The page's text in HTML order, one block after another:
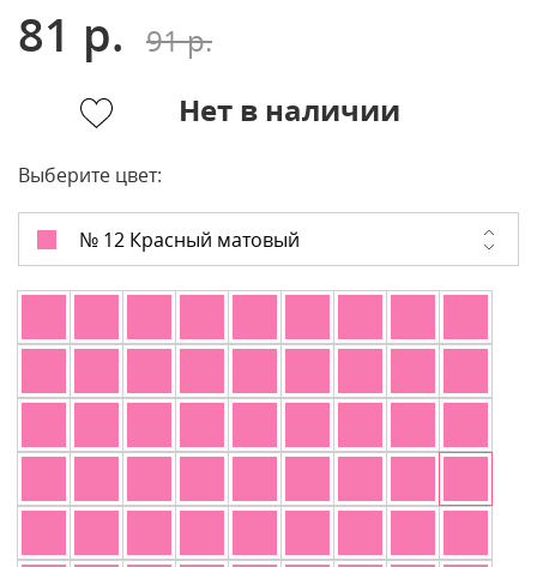
81 р.
91 р.
Нет в наличии
Выберите цвет:
№ 12 Красный матовый